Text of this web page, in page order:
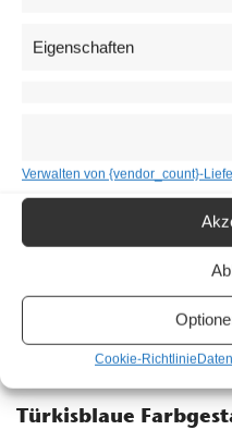
Eigenschaften
Verwalten von {vendor_count}-
Cookie-Richtlinie
verlängert, von rund 18
Türkisblaue